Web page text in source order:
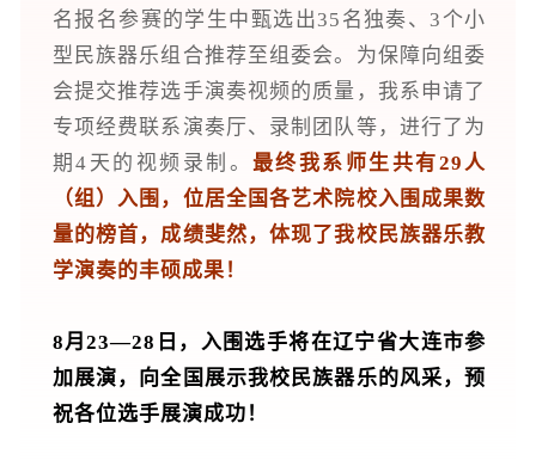
名报名参赛的学生中甄选出35名独奏、3个小
型民族器乐组合推荐至组委会。为保障向组委
会提交推荐选手演奏视频的质量，我系申请了
专项经费联系演奏厅、录制团队等，进行了为
期4天的视频录制。 最终我系师生共有29人
（组）入围，位居全国各艺术院校入围成果数
量的榜首，成绩斐然，体现了我校民族器乐教
学演奏的丰硕成果！
8月23—28日，入围选手将在辽宁省大连市参
加展演，向全国展示我校民族器乐的风采，预
祝各位选手展演成功！